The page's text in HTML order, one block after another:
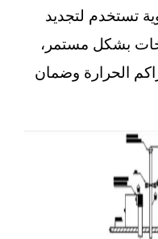
تستخدم لتجديد
بشكل مستمر،
الحرارة وضمان